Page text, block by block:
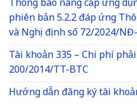
phiên bản 5.2.2 đáp ứng
và Nghị định số 72/2024/
Tài khoản 335 – Chi phí
200/2014/TT-BTC
Hướng dẫn đăng ký tài